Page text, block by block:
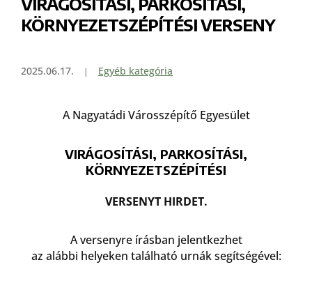
KÖRNYEZETSZÉPÍTÉSI VERSENY
2025.06.17. Egyéb kategória
A Nagyatádi Városszépítő Egyesület
VIRÁGOSÍTÁSI, PARKOSÍTÁSI,
KÖRNYEZETSZÉPÍTÉSI
VERSENYT HIRDET.
A versenyre írásban jelentkezhet
az alábbi helyeken található urnák segítségével: